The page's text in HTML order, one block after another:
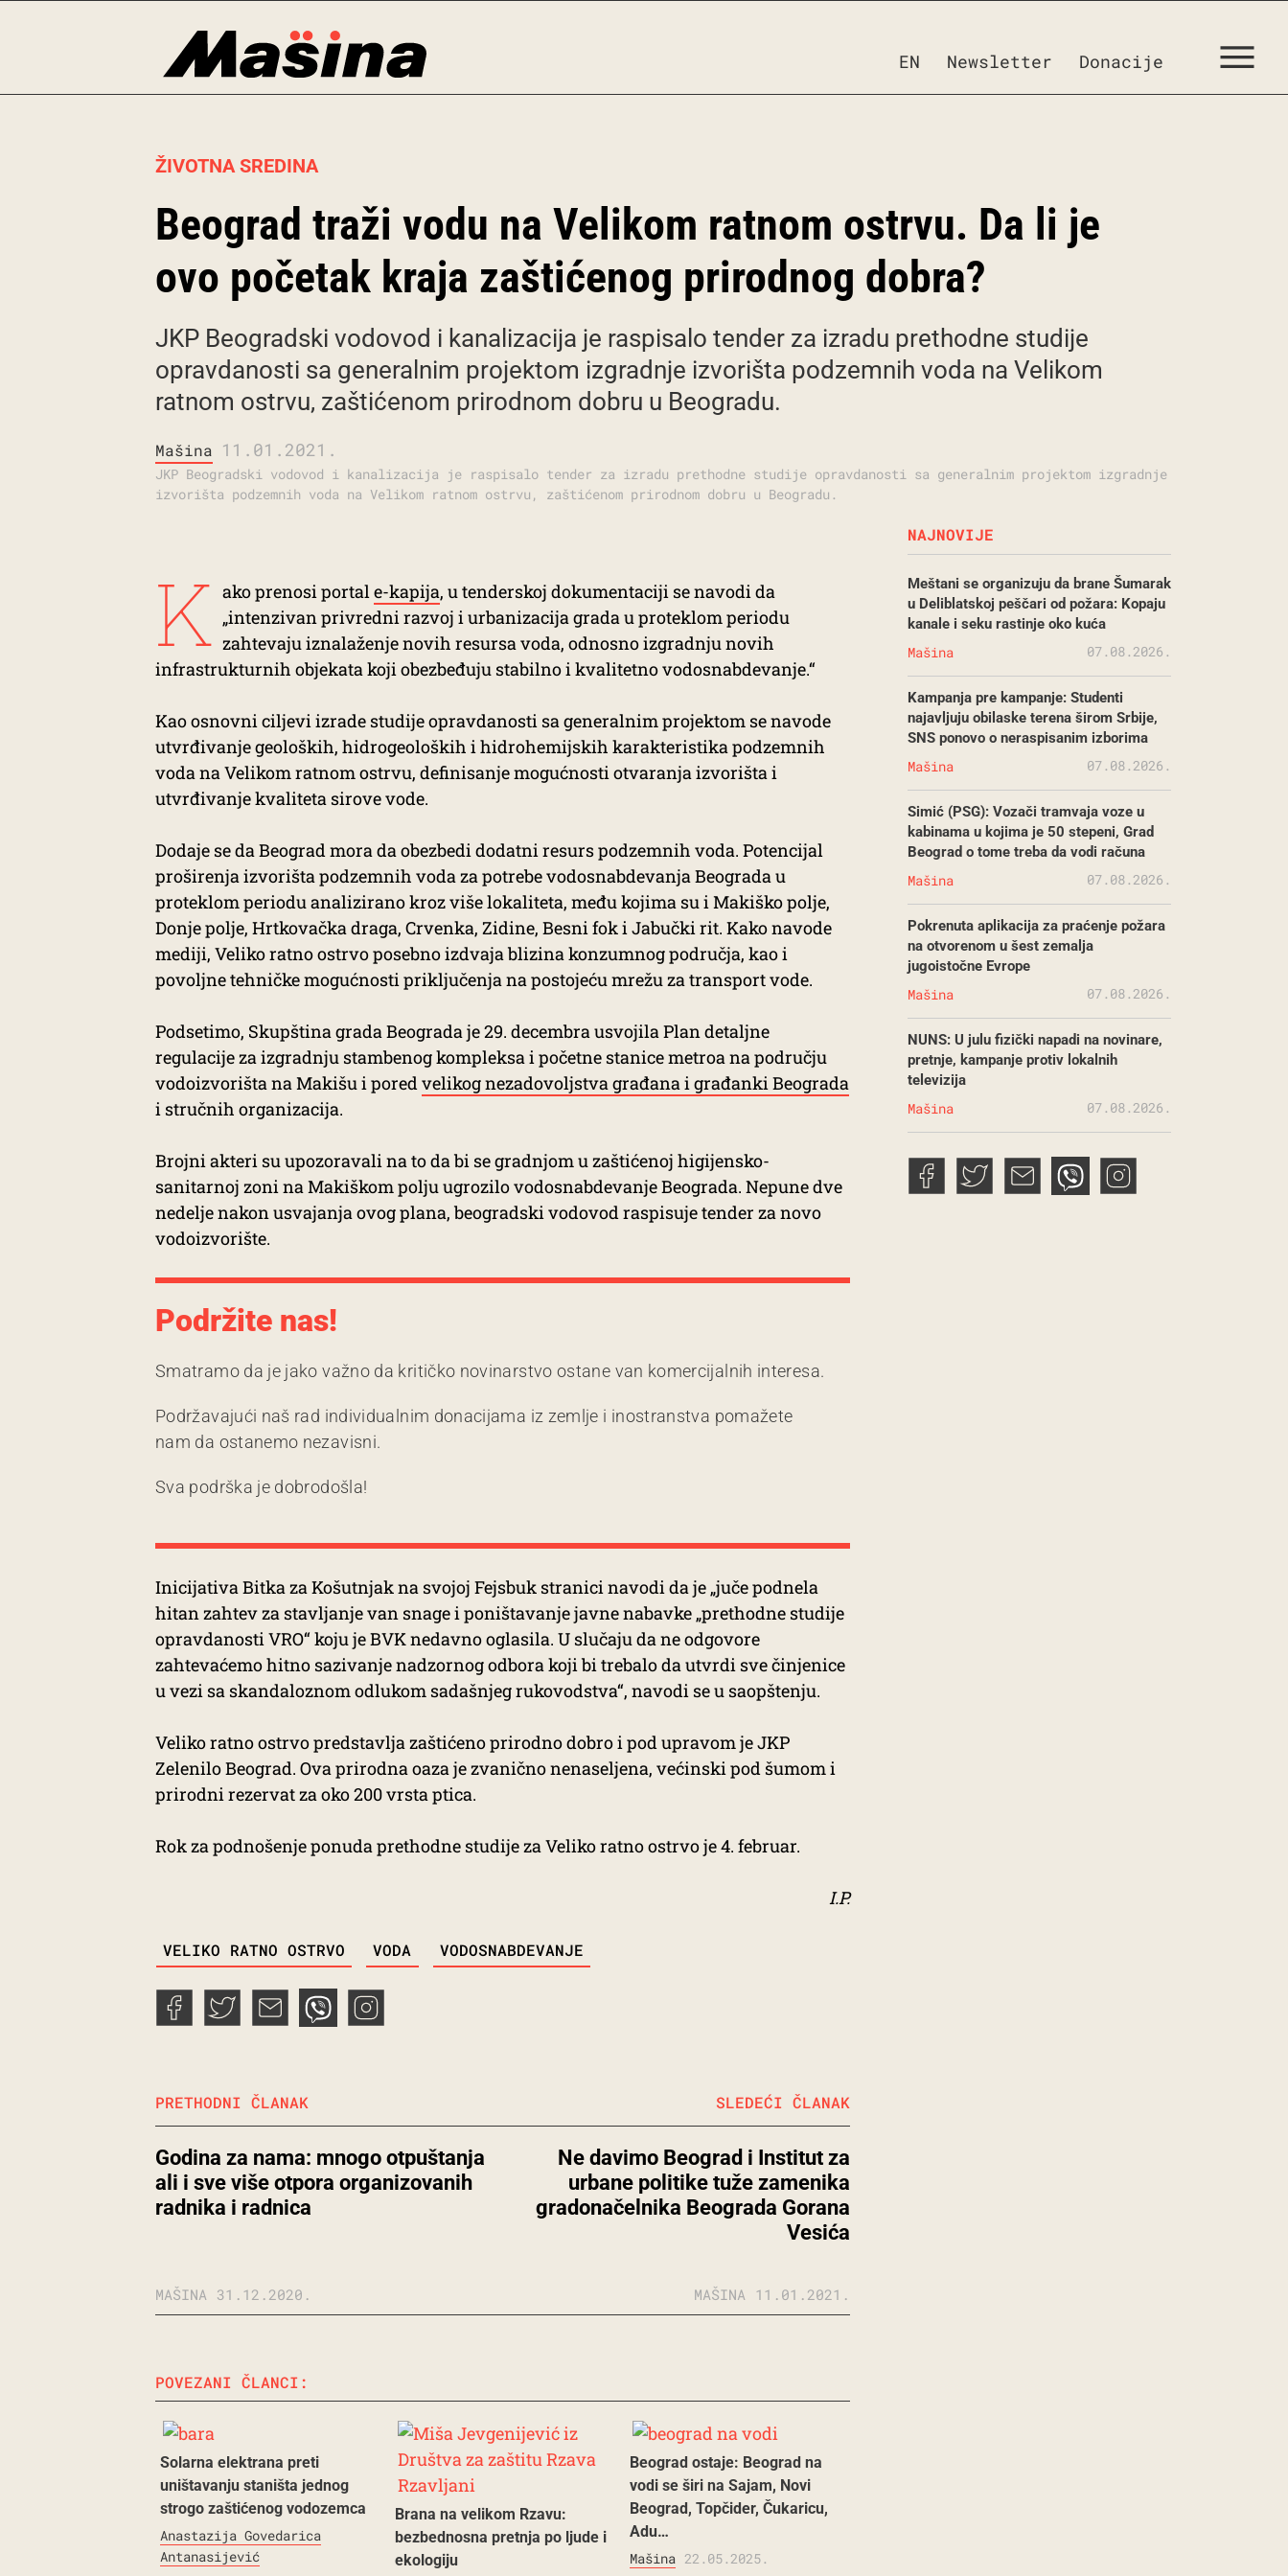
EN Newsletter Donacije
ŽIVOTNA SREDINA
Beograd traži vodu na Velikom ratnom ostrvu. Da li je
ovo početak kraja zaštićenog prirodnog dobra?
JKP Beogradski vodovod i kanalizacija je raspisalo tender za izradu prethodne studije
opravdanosti sa generalnim projektom izgradnje izvorišta podzemnih voda na Velikom
ratnom ostrvu, zaštićenom prirodnom dobru u Beogradu.
Mašina 11.01.2021.
JKP Beogradski vodovod i kanalizacija je raspisalo tender za izradu prethodne studije opravdanosti sa generalnim projektom izgradnje
izvorišta podzemnih voda na Velikom ratnom ostrvu, zaštićenom prirodnom dobru u Beogradu.
K ako prenosi portale-kapija, u tenderskoj dokumentaciji se navodi da
„intenzivan privredni razvoj i urbanizacija grada u proteklom periodu
zahtevaju iznalaženje novih resursa voda, odnosno izgradnju novih
infrastrukturnih objekata koji obezbeđuju stabilno i kvalitetno vodosnabdevanje.“
Kao osnovni ciljevi izrade studije opravdanosti sa generalnim projektom se navode
utvrđivanje geoloških, hidrogeoloških i hidrohemijskih karakteristika podzemnih
voda na Velikom ratnom ostrvu, definisanje mogućnosti otvaranja izvorišta i
utvrđivanje kvaliteta sirove vode.
Dodaje se da Beograd mora da obezbedi dodatni resurs podzemnih voda. Potencijal
proširenja izvorišta podzemnih voda za potrebe vodosnabdevanja Beograda u
proteklom periodu analizirano kroz više lokaliteta, među kojima su i Makiško polje,
Donje polje, Hrtkovačka draga, Crvenka, Zidine, Besni fok i Jabučki rit. Kako navode
mediji, Veliko ratno ostrvo posebno izdvaja blizina konzumnog područja, kao i
povoljne tehničke mogućnosti priključenja na postojeću mrežu za transport vode.
Podsetimo, Skupština grada Beograda je 29. decembra usvojila Plan detaljne
regulacije za izgradnju stambenog kompleksa i početne stanice metroa na području
vodoizvorišta na Makišu i poredvelikog nezadovoljstva građana i građanki Beograda
i stručnih organizacija.
Brojni akteri su upozoravali na to da bi se gradnjom u zaštićenoj higijensko-
sanitarnoj zoni na Makiškom polju ugrozilo vodosnabdevanje Beograda. Nepune dve
nedelje nakon usvajanja ovog plana, beogradski vodovod raspisuje tender za novo
vodoizvorište.
Podržite nas!
Smatramo da je jako važno da kritičko novinarstvo ostane van komercijalnih interesa.
Podržavajući naš rad individualnim donacijama iz zemlje i inostranstva pomažete
nam da ostanemo nezavisni.
Sva podrška je dobrodošla!
Inicijativa Bitka za Košutnjak na svojoj Fejsbuk stranici navodi da je „juče podnela
hitan zahtev za stavljanje van snage i poništavanje javne nabavke „prethodne studije
opravdanosti VRO“ koju je BVK nedavno oglasila. U slučaju da ne odgovore
zahtevaćemo hitno sazivanje nadzornog odbora koji bi trebalo da utvrdi sve činjenice
u vezi sa skandaloznom odlukom sadašnjeg rukovodstva“, navodi se u saopštenju.
Veliko ratno ostrvo predstavlja zaštićeno prirodno dobro i pod upravom je JKP
Zelenilo Beograd. Ova prirodna oaza je zvanično nenaseljena, većinski pod šumom i
prirodni rezervat za oko 200 vrsta ptica.
Rok za podnošenje ponuda prethodne studije za Veliko ratno ostrvo je 4. februar.
I.P.
VELIKO RATNO OSTRVO VODA VODOSNABDEVANJE
PRETHODNI ČLANAK
Godina za nama: mnogo otpuštanja
ali i sve više otpora organizovanih
radnika i radnica
MAŠINA 31.12.2020.
Ne davimo Beograd i Institut za
urbane politike tuže zamenika
gradonačelnika Beograda Gorana
Vesića
SLEDEĆI ČLANAK
MAŠINA 11.01.2021.
POVEZANI ČLANCI:
Solarna elektrana preti
uništavanju staništa jednog
strogo zaštićenog vodozemca
Anastazija Govedarica
Antanasijević
Brana na velikom Rzavu:
bezbednosna pretnja po ljude i
ekologiju
Beograd ostaje: Beograd na
vodi se širi na Sajam, Novi
Beograd, Topčider, Čukaricu,
Adu…
Mašina 22.05.2025.
NAJNOVIJE
Meštani se organizuju da brane Šumarak
u Deliblatskoj peščari od požara: Kopaju
kanale i seku rastinje oko kuća
Mašina 07.08.2026.
Kampanja pre kampanje: Studenti
najavljuju obilaske terena širom Srbije,
SNS ponovo o neraspisanim izborima
Mašina 07.08.2026.
Simić (PSG): Vozači tramvaja voze u
kabinama u kojima je 50 stepeni, Grad
Beograd o tome treba da vodi računa
Mašina 07.08.2026.
Pokrenuta aplikacija za praćenje požara
na otvorenom u šest zemalja
jugoistočne Evrope
Mašina 07.08.2026.
NUNS: U julu fizički napadi na novinare,
pretnje, kampanje protiv lokalnih
televizija
Mašina 07.08.2026.